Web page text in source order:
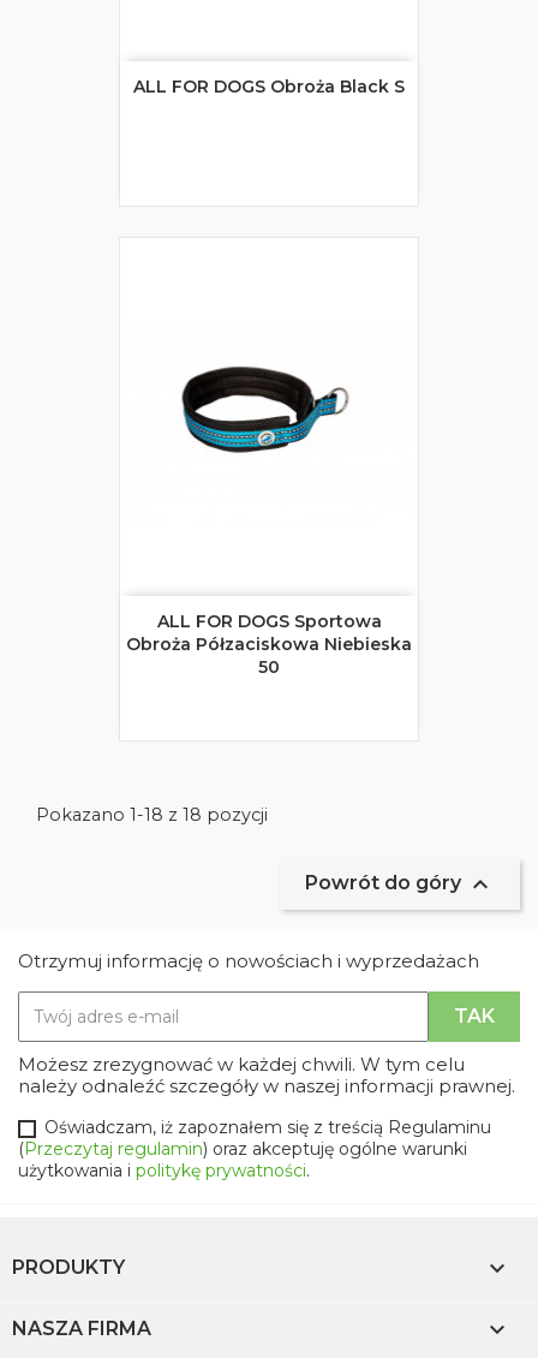
ALL FOR DOGS Obroża Black S
ALL FOR DOGS Sportowa
Obroża Półzaciskowa Niebieska
50
Pokazano 1-18 z 18 pozycji
Powrót do góry 
Otrzymuj informację o nowościach i wyprzedażach
Możesz zrezygnować w każdej chwili. W tym celu
należy odnaleźć szczegóły w naszej informacji prawnej.
Oświadczam, iż zapoznałem się z treścią Regulaminu
(Przeczytaj regulamin) oraz akceptuję ogólne warunki
użytkowania i politykę prywatności.
PRODUKTY 
NASZA FIRMA 